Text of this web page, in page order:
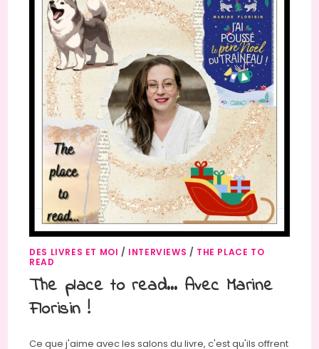
DES LIVRES ET MOI / INTERVIEWS / THE PLACE TO
READ
The place to read… Avec Marine
Florisin !
Ce que j'aime avec les salons du livre, c'est qu'ils offrent